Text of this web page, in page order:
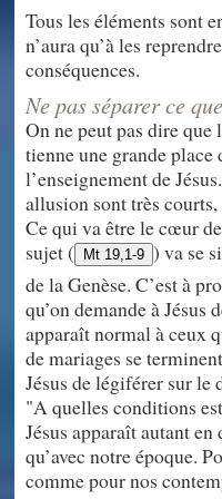
Tous les éléments sont
n’aura qu’à les
conséquences.
Ne pas séparer ce
On ne peut pas dire
tienne une grande place
l’enseignement de
allusion sont très
Ce qui va être le cœur
sujet (
Mt 19,1-9 ) va se
de la Genèse. C’est à
qu’on demande à Jésus
apparaît normal à ceux
de mariages se
Jésus de légiférer sur le
"A quelles conditions
Jésus apparaît autant en
qu’avec notre époque.
comme pour nos